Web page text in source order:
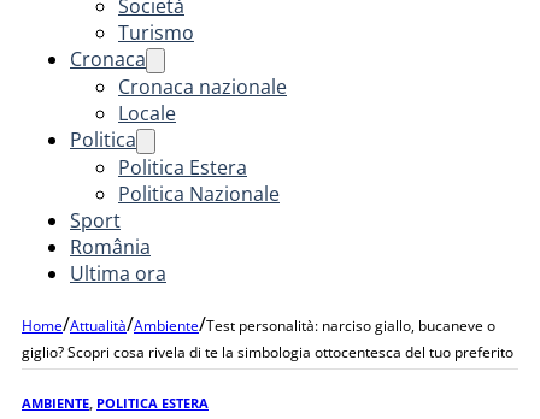
Società
Turismo
Cronaca
Cronaca nazionale
Locale
Politica
Politica Estera
Politica Nazionale
Sport
România
Ultima ora
Home/Attualità/Ambiente/Test personalità: narciso giallo, bucaneve o
giglio? Scopri cosa rivela di te la simbologia ottocentesca del tuo preferito
AMBIENTE POLITICA ESTERA